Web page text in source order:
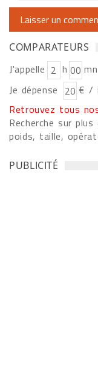
COMPARATEURS
J'appelle h
Je dépense
€ /
Retrouvez tous
Recherche sur
poids, taille,
PUBLICITÉ